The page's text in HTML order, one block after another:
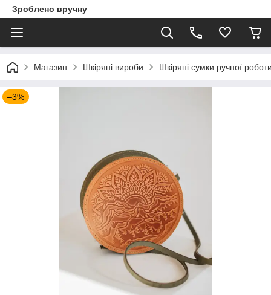
Зроблено вручну
Магазин Шкіряні вироби Шкіряні сумки ручної
–3%